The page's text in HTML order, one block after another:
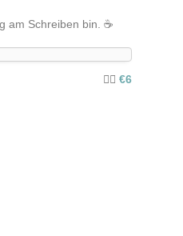
am Schreiben bin. ☕️
€6